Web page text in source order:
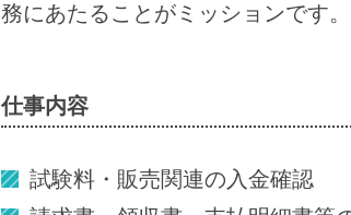
務にあたることがミッションです。
仕事内容
試験料・販売関連の入金確認